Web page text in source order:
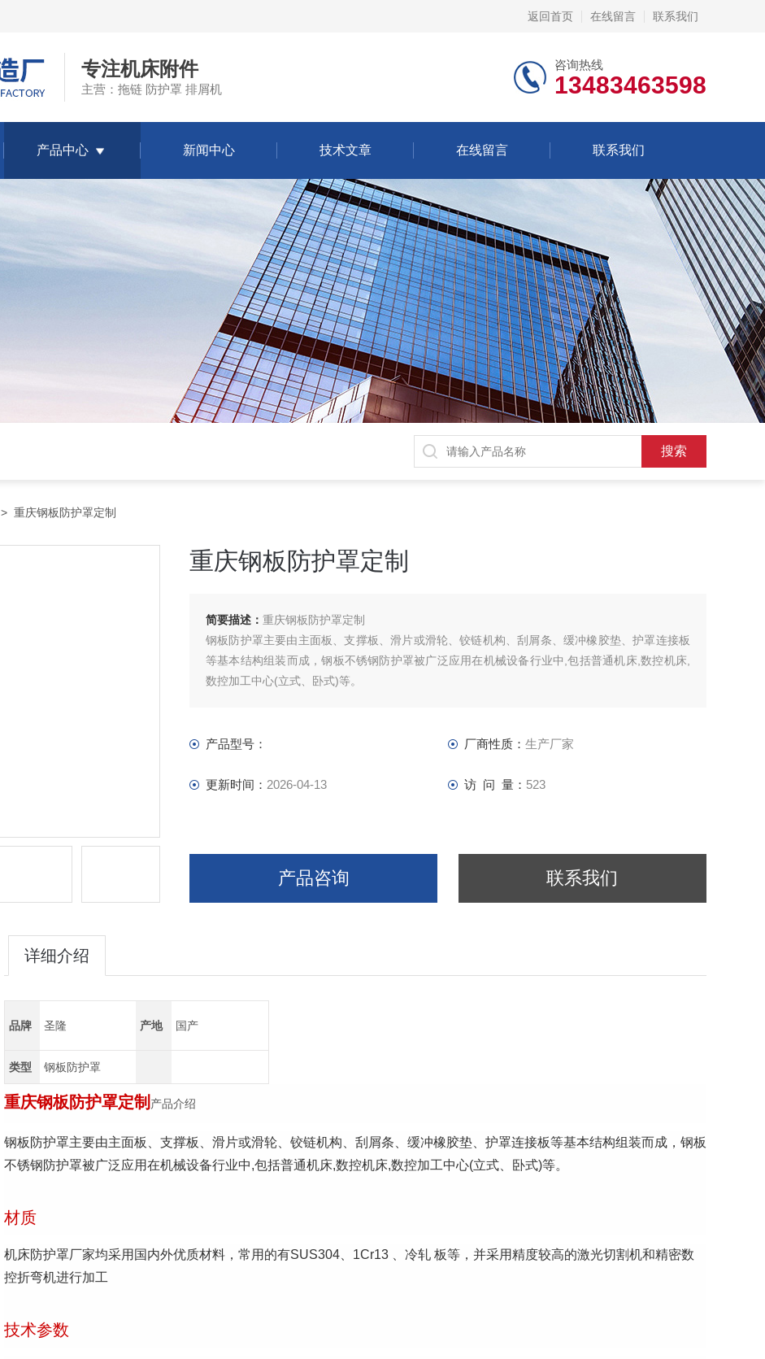
返回首页 在线留言 联系我们
专注机床附件
主营：拖链 防护罩 排屑机
咨询热线
13483463598
产品中心 新闻中心 技术文章 在线留言 联系我们
> 重庆钢板防护罩定制
重庆钢板防护罩定制
简要描述： 重庆钢板防护罩定制
钢板防护罩主要由主面板、支撑板、滑片或滑轮、铰链机构、刮屑条、缓冲橡胶垫、护罩连接板
等基本结构组装而成，钢板不锈钢防护罩被广泛应用在机械设备行业中,包括普通机床,数控机床,
数控加工中心(立式、卧式)等。
产品型号： 厂商性质： 生产厂家
更新时间： 2026-04-13 访 问 量： 523
产品咨询 联系我们
详细介绍
品牌 圣隆 产地 国产
类型 钢板防护罩
重庆钢板防护罩定制 产品介绍
钢板防护罩主要由主面板、支撑板、滑片或滑轮、铰链机构、刮屑条、缓冲橡胶垫、护罩连接板等基本结构组装而成，钢板
不锈钢防护罩被广泛应用在机械设备行业中,包括普通机床,数控机床,数控加工中心(立式、卧式)等。
材质
机床防护罩厂家均采用国内外优质材料，常用的有SUS304、1Cr13 、冷轧 板等，并采用精度较高的激光切割机和精密数
控折弯机进行加工
技术参数